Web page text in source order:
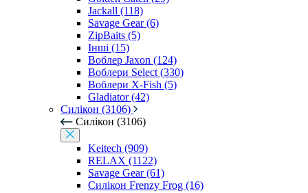
Jackall (118)
Savage Gear (6)
ZipBaits (5)
Інші (15)
Воблер Jaxon (124)
Воблери Select (330)
Воблери X-Fish (5)
Gladiator (42)
Силікон (3106)
Силікон (3106)
Keitech (909)
RELAX (1122)
Savage Gear (61)
Силікон Frenzy Frog (16)